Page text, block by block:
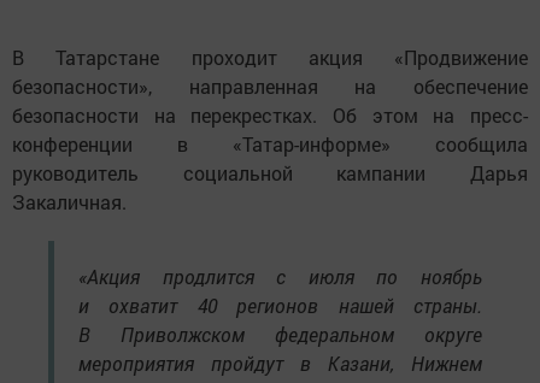
В Татарстане проходит акция «Продвижение
безопасности», направленная на обеспечение
безопасности на перекрестках. Об этом на пресс-
конференции в «Татар-информе» сообщила
руководитель социальной кампании Дарья
Закаличная.
«Акция продлится с июля по ноябрь
и охватит 40 регионов нашей страны.
В Приволжском федеральном округе
мероприятия пройдут в Казани, Нижнем